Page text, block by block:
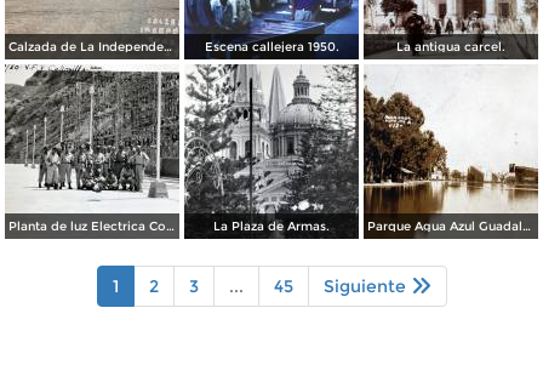
Calzada de La Independencia Guadalajara, Jalisco. ( Circulada el 10 de Febrero de 1931 ). Escena callejera 1950. La antigua carcel.
Planta de luz Electrica Colimilla. ( Fechada el 1 de Octubre de 1950 ). La Plaza de Armas. Parque Agua Azul Guadalajara, Jalisco.
1 2 3 ... 45 Siguiente